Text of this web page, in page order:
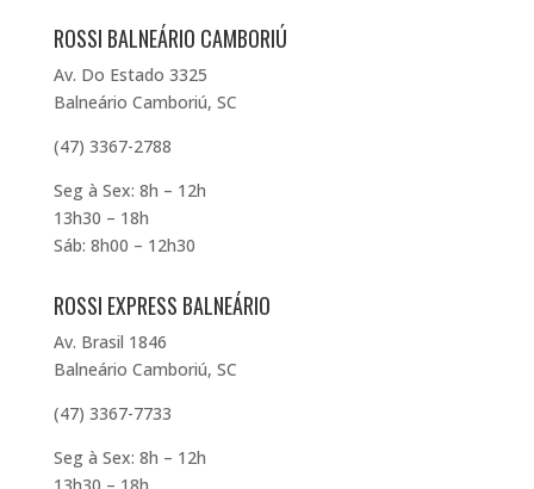
ROSSI BALNEÁRIO CAMBORIÚ
Av. Do Estado 3325
Balneário Camboriú, SC
(47) 3367-2788
Seg à Sex: 8h – 12h
13h30 – 18h
Sáb: 8h00 – 12h30
ROSSI EXPRESS BALNEÁRIO
Av. Brasil 1846
Balneário Camboriú, SC
(47) 3367-7733
Seg à Sex: 8h – 12h
13h30 – 18h